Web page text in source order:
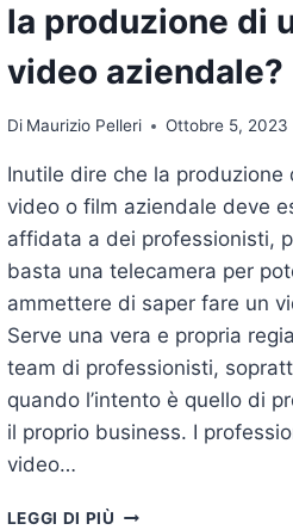
la produzione di
video aziendale?
Di Maurizio Pelleri Ottobre 5, 2023
Inutile dire che la produzione
video o film aziendale deve
affidata a dei professionisti,
basta una telecamera per
ammettere di saper fare un
Serve una vera e propria
team di professionisti,
quando l’intento è quello di
il proprio business. I
video…
LEGGI DI PIÙ